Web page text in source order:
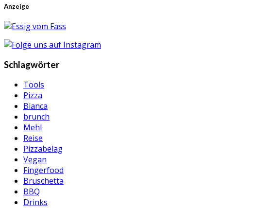
Anzeige
Schlagwörter
Tools
Pizza
Bianca
brunch
Mehl
Reise
Pizzabelag
Vegan
Fingerfood
Bruschetta
BBQ
Drinks